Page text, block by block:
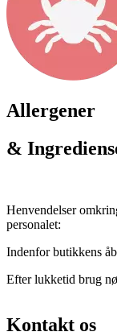
Allergener
&
Henvendelser
personalet:
Indenfor butikkens
Efter lukketid brug
Kontakt os